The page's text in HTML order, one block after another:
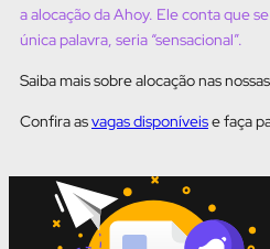
a alocação da Ahoy. Ele conta que
única palavra, seria “sensacional”.
Saiba mais sobre alocação nas
Confira asvagas disponíveise faça